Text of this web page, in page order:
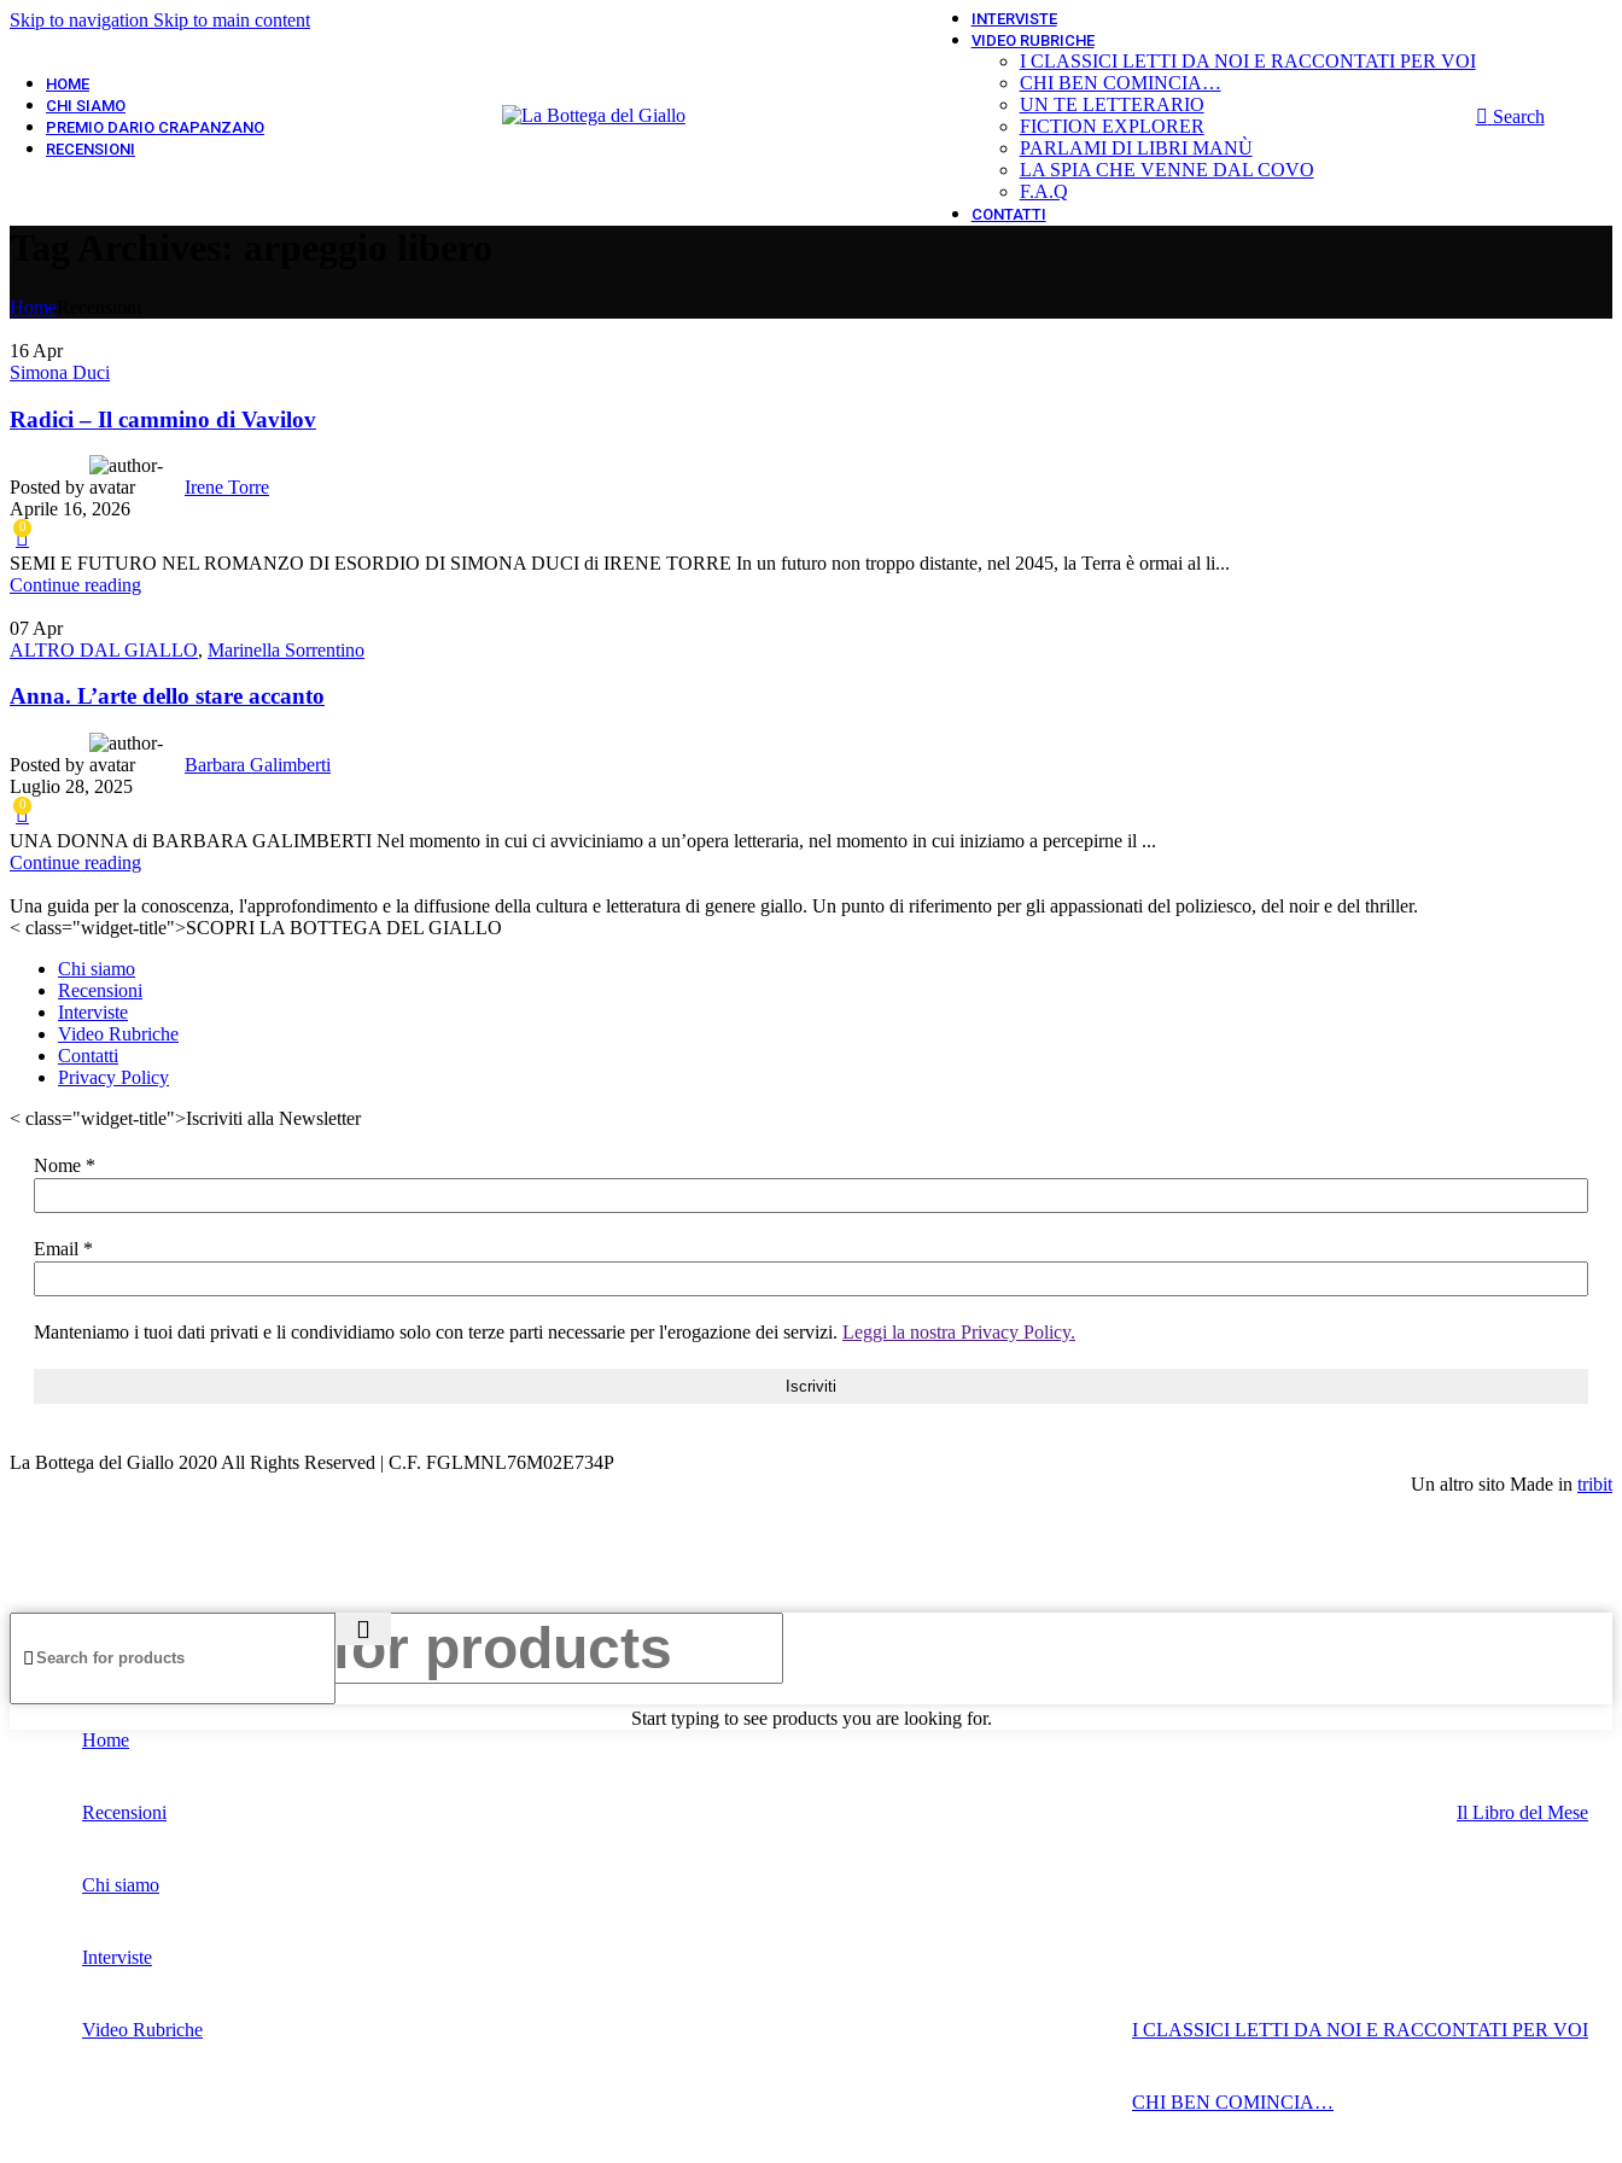
Skip to navigation Skip to main content
HOME
CHI SIAMO
PREMIO DARIO CRAPANZANO
RECENSIONI
INTERVISTE
VIDEO RUBRICHE
I CLASSICI LETTI DA NOI E RACCONTATI PER VOI
CHI BEN COMINCIA…
UN TE LETTERARIO
FICTION EXPLORER
PARLAMI DI LIBRI MANÙ
LA SPIA CHE VENNE DAL COVO
F.A.Q
CONTATTI
Search
Home
16 Apr
Simona Duci
Radici – Il cammino di Vavilov
Posted by
Irene Torre
Aprile 16, 2026
0
SEMI E FUTURO NEL ROMANZO DI ESORDIO DI SIMONA DUCI di IRENE TORRE In un futuro non troppo distante, nel 2045, la Terra è ormai al li...
Continue reading
07 Apr
ALTRO DAL GIALLO, Marinella Sorrentino
Anna. L’arte dello stare accanto
Posted by
Barbara Galimberti
Luglio 28, 2025
0
UNA DONNA di BARBARA GALIMBERTI Nel momento in cui ci avviciniamo a un’opera letteraria, nel momento in cui iniziamo a percepirne il ...
Continue reading
Una guida per la conoscenza, l'approfondimento e la diffusione della cultura e letteratura di genere giallo. Un punto di riferimento per gli appassionati del poliziesco, del noir e del thriller.
< class="widget-title">SCOPRI LA BOTTEGA DEL GIALLO
Chi siamo
Recensioni
Interviste
Video Rubriche
Contatti
Privacy Policy
< class="widget-title">Iscriviti alla Newsletter
Nome *
Email *
Manteniamo i tuoi dati privati e li condividiamo solo con terze parti necessarie per l'erogazione dei servizi. Leggi la nostra Privacy Policy.
La Bottega del Giallo 2020 All Rights Reserved | C.F. FGLMNL76M02E734P
Un altro sito Made in tribit
Start typing to see products you are looking for.
Home
Recensioni Il Libro del Mese
Chi siamo
Interviste
Video Rubriche I CLASSICI LETTI DA NOI E RACCONTATI PER VOI
CHI BEN COMINCIA…